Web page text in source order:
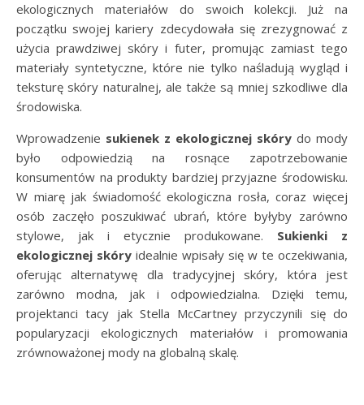
ekologicznych materiałów do swoich kolekcji. Już na
początku swojej kariery zdecydowała się zrezygnować z
użycia prawdziwej skóry i futer, promując zamiast tego
materiały syntetyczne, które nie tylko naśladują wygląd i
teksturę skóry naturalnej, ale także są mniej szkodliwe dla
środowiska.
Wprowadzenie sukienek z ekologicznej skóry do mody
było odpowiedzią na rosnące zapotrzebowanie
konsumentów na produkty bardziej przyjazne środowisku.
W miarę jak świadomość ekologiczna rosła, coraz więcej
osób zaczęło poszukiwać ubrań, które byłyby zarówno
stylowe, jak i etycznie produkowane. Sukienki z
ekologicznej skóry idealnie wpisały się w te oczekiwania,
oferując alternatywę dla tradycyjnej skóry, która jest
zarówno modna, jak i odpowiedzialna. Dzięki temu,
projektanci tacy jak Stella McCartney przyczynili się do
popularyzacji ekologicznych materiałów i promowania
zrównoważonej mody na globalną skalę.